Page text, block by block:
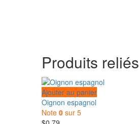
Produits reliés
Ajouter au panier
Oignon espagnol
Note 0 sur 5